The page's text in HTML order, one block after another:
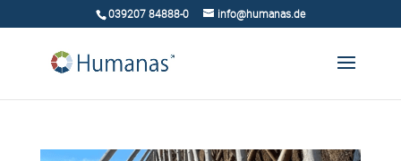
039207 84888-0 info@humanas.de